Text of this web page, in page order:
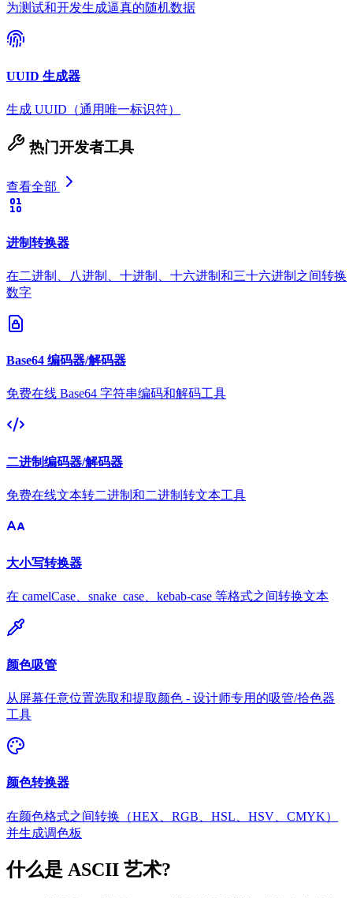
为测试和开发生成逼真的随机数据
UUID 生成器
生成 UUID（通用唯一标识符）
热门开发者工具
查看全部
进制转换器
在二进制、八进制、十进制、十六进制和三十六进制之间转换
数字
Base64 编码器/解码器
免费在线 Base64 字符串编码和解码工具
二进制编码器/解码器
免费在线文本转二进制和二进制转文本工具
大小写转换器
在 camelCase、snake_case、kebab-case 等格式之间转换文本
颜色吸管
从屏幕任意位置选取和提取颜色 - 设计师专用的吸管/拾色器
工具
颜色转换器
在颜色格式之间转换（HEX、RGB、HSL、HSV、CMYK）
并生成调色板
什么是 ASCII 艺术?